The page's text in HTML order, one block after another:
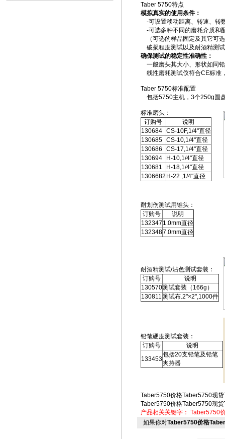
Taber 5750特点
模拟真实的使用条件：
-可设置移动距离、转速、转
-可选多种不同的磨耗介质和
（可选的样品固定及其它可
破损程度测试以及耐酒精测
确保测试的稳定性准确性：
一般磨头其大小、形状如同
线性磨耗测试仪符合CE标准
Taber 5750标准配置
包括5750主机，3个250g圆
标准磨头：
订购号
说明
130684
CS-10F,1/4"直径
130685
CS-10,1/4"直径
130686
CS-17,1/4"直径
130694
H-10,1/4"直径
130681
H-18,1/4"直径
1306682 H-22 ,1/4"直径
耐划伤测试用锥头：
订购号
说明
132347 1.0mm直径
1323487.0mm直径
耐酒精测试/沾色测试套装：
订购号
说明
130570测试套装（166g）
130811 测试布.2"×2",1000件
铅笔硬度测试套装：
订购号
说明
133453
包括20支铅笔及铅笔
夹持器
Taber5750价格Taber5750现
Taber5750价格Taber5750现
产品相关关键字： Taber5750
如果你对Taber5750价格